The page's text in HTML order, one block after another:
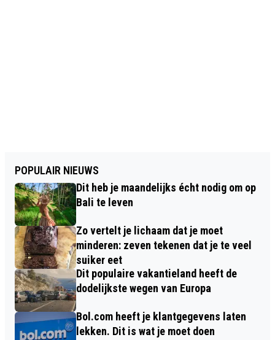
POPULAIR NIEUWS
Dit heb je maandelijks écht nodig om op
Bali te leven
Zo vertelt je lichaam dat je moet
minderen: zeven tekenen dat je te veel
suiker eet
Dit populaire vakantieland heeft de
dodelijkste wegen van Europa
Bol.com heeft je klantgegevens laten
lekken. Dit is wat je moet doen